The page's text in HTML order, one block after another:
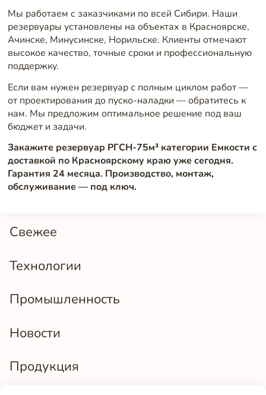
Свежее
Технологии
Промышленность
Новости
Продукция
Мы работаем с заказчиками по всей Сибири. Наши
резервуары установлены на объектах в Красноярске,
Ачинске, Минусинске, Норильске. Клиенты отмечают
высокое качество, точные сроки и профессиональную
поддержку.
Если вам нужен резервуар с полным циклом работ —
от проектирования до пуско-наладки — обратитесь к
нам. Мы предложим оптимальное решение под ваш
бюджет и задачи.
Закажите резервуар РГСН-75м³ категории Емкости с
доставкой по Красноярскому краю уже сегодня.
Гарантия 24 месяца. Производство, монтаж,
обслуживание — под ключ.